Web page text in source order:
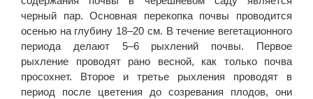
черный пар. Основная перекопка почвы проводится
осенью на глубину 18–20 см. В течение вегетационного
периода делают 5–6 рыхлений почвы. Первое
рыхление проводят рано весной, как только почва
просохнет. Второе и третье рыхления проводят в
период после цветения до созревания плодов, они